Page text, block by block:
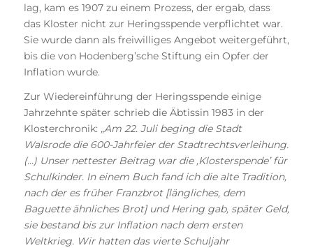
lag, kam es 1907 zu einem Prozess, der ergab, dass
das Kloster nicht zur Heringsspende verpflichtet war.
Sie wurde dann als freiwilliges Angebot weitergeführt,
bis die von Hodenberg’sche Stiftung ein Opfer der
Inflation wurde.
Zur Wiedereinführung der Heringsspende einige
Jahrzehnte später schrieb die Äbtissin 1983 in der
Klosterchronik: „Am 22. Juli beging die Stadt
Walsrode die 600-Jahrfeier der Stadtrechtsverleihung.
(…) Unser nettester Beitrag war die ,Klosterspende’ für
Schulkinder. In einem Buch fand ich die alte Tradition,
nach der es früher Franzbrot [längliches, dem
Baguette ähnliches Brot] und Hering gab, später Geld,
sie bestand bis zur Inflation nach dem ersten
Weltkrieg. Wir hatten das vierte Schuljahr